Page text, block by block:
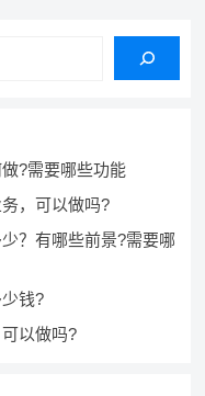
?需要哪些功能
，可以做吗?
？有哪些前景?需要哪
钱?
以做吗?